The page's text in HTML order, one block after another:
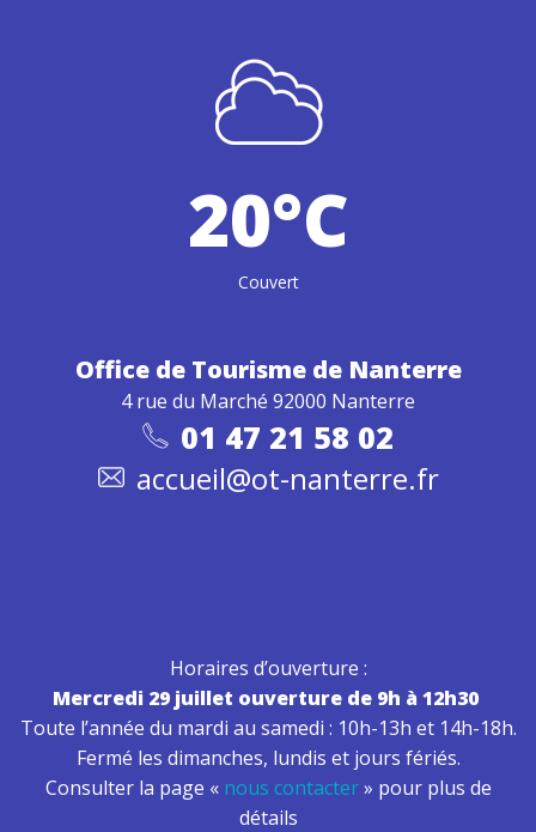
20°C
Couvert
Office de Tourisme de Nanterre
4 rue du Marché 92000 Nanterre
01 47 21 58 02
accueil@ot-nanterre.fr
Horaires d’ouverture :
Mercredi 29 juillet ouverture de 9h à 12h30
Toute l’année du mardi au samedi : 10h-13h et 14h-18h.
Fermé les dimanches, lundis et jours fériés.
Consulter la page « nous contacter» pour plus de
détails